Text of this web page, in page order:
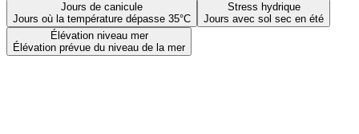
Jours de canicule
Jours où la température dépasse 35°C
Stress hydrique
Jours avec sol sec en été
Élévation niveau mer
Élévation prévue du niveau de la mer